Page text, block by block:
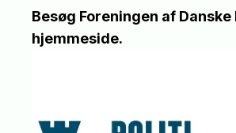
Besøg Foreningen af
hjemmeside.